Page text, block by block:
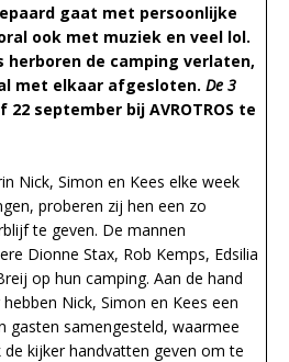
gaat met persoonlijke
ook met muziek en veel lol.
herboren de camping verlaten,
met elkaar afgesloten. De 3
september bij AVROTROS te
Nick, Simon en Kees elke week
proberen zij hen een zo
te geven. De mannen
Dionne Stax, Rob Kemps, Edsilia
op hun camping. Aan de hand
Nick, Simon en Kees een
gasten samengesteld, waarmee
kijker handvatten geven om te